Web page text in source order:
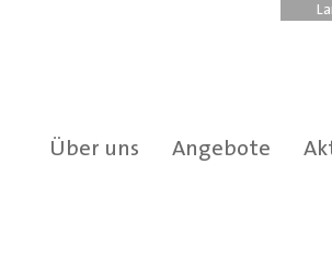
Über uns Angebote